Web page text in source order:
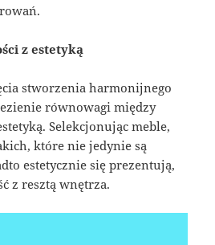
z estetyką
stworzenia harmonijnego
równowagi między
Selekcjonując meble,
które nie jedynie są
estetycznie się prezentują,
z resztą wnętrza.